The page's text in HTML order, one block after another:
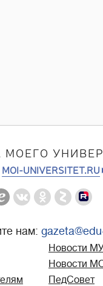
МОЕГО
MOI-UNIVERSITET.RU
нам:
Новости
Новости
ПедСовет